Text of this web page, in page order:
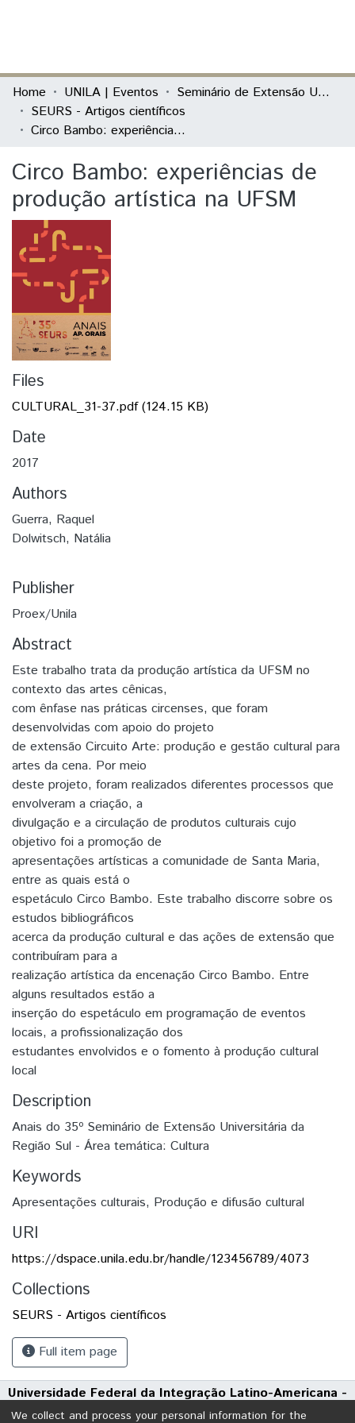
Communities & Collections
All of DSpace
Home UNILA | Eventos
Seminário de Extensão Universitária da Região Sul (SEURS)
SEURS - Artigos científicos
Circo Bambo: experiências de produção artística na UFSM
Circo Bambo: experiências de
produção artística na UFSM
Files
CULTURAL_31-37.pdf(124.15 KB)
Date
2017
Authors
Guerra, Raquel
Dolwitsch, Natália
Publisher
Proex/Unila
Abstract
Este trabalho trata da produção artística da UFSM no
contexto das artes cênicas,
com ênfase nas práticas circenses, que foram
desenvolvidas com apoio do projeto
de extensão Circuito Arte: produção e gestão cultural para
artes da cena. Por meio
deste projeto, foram realizados diferentes processos que
envolveram a criação, a
divulgação e a circulação de produtos culturais cujo
objetivo foi a promoção de
apresentações artísticas a comunidade de Santa Maria,
entre as quais está o
espetáculo Circo Bambo. Este trabalho discorre sobre os
estudos bibliográficos
acerca da produção cultural e das ações de extensão que
contribuíram para a
realização artística da encenação Circo Bambo. Entre
alguns resultados estão a
inserção do espetáculo em programação de eventos
locais, a profissionalização dos
estudantes envolvidos e o fomento à produção cultural
local
Description
Anais do 35º Seminário de Extensão Universitária da
Região Sul - Área temática: Cultura
Keywords
Apresentações culturais, Produção e difusão cultural
URI
https://dspace.unila.edu.br/handle/123456789/4073
Collections
SEURS - Artigos científicos
Full item page
Universidade Federal da Integração Latino-Americana -
UNILA
We collect and process your personal information for the